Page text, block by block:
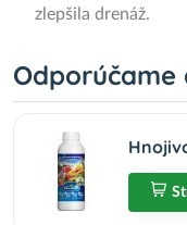
zlepšila drenáž.